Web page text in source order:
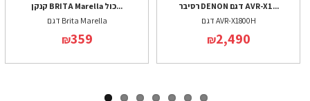
קנקן BRITA Marella כול...
דגם Brita Marella
₪359
רסיבר DENON דגם AVR-X1...
דגם AVR-X1800H
₪2,490